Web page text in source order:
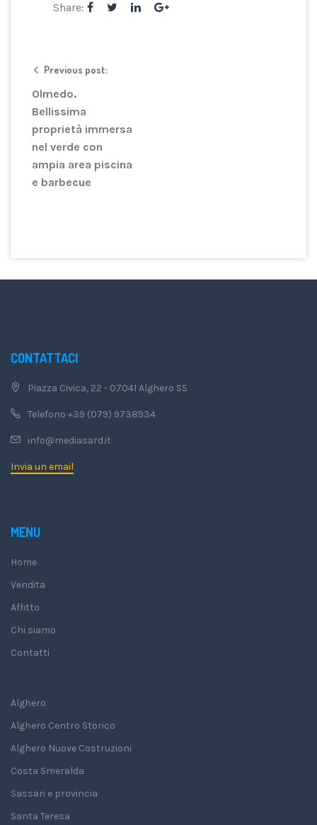
Share:
Previous post:
Olmedo.
Bellissima
proprietà immersa
nel verde con
ampia area piscina
e barbecue
CONTATTACI
Piazza Civica, 22 - 07041 Alghero SS
Telefono +39 (079) 9738934
info@mediasard.it
Invia un email
MENU
Home
Vendita
Affitto
Chi siamo
Contatti
Alghero
Alghero Centro Storico
Alghero Nuove Costruzioni
Costa Smeralda
Sassari e provincia
Santa Teresa